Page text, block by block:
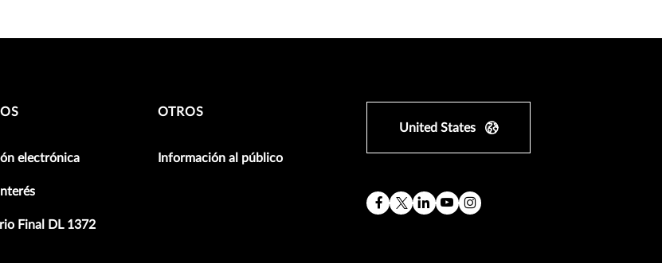
electrónica
Final DL 1372
OTROS
Información al público
United States